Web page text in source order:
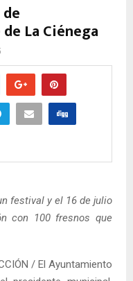
La Ciénega
festival y el 16 de julio
con 100 fresnos que
/ El Ayuntamiento